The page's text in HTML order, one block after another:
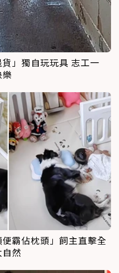
」獨自玩玩具 志工一
霸佔枕頭」飼主直擊全
然